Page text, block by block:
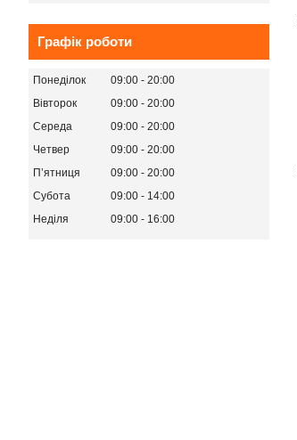
Графік роботи
Понеділок 09:00
20:00
Вівторок
09:00
20:00
Середа
09:00
20:00
Четвер
09:00
20:00
Пʼятниця
09:00
20:00
Субота
09:00
14:00
Неділя
09:00 16:00